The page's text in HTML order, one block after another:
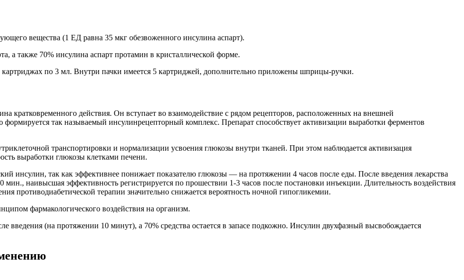
вещества (1 ЕД равна 35 мкг обезвоженного инсулина аспарт).
а также 70% инсулина аспарт протамин в кристаллической форме.
картриджах по 3 мл. Внутри пачки имеется 5 картриджей, дополнительно приложены шприцы-ручки.
кратковременного действия. Он вступает во взаимодействие с рядом рецепторов, расположенных на внешней
формируется так называемый инсулинрецепторный комплекс. Препарат способствует активизации выработки ферментов
транспортировки и нормализации усвоения глюкозы внутри тканей. При этом наблюдается активизация
выработки глюкозы клетками печени.
инсулин, так как эффективнее понижает показателю глюкозы — на протяжении 4 часов после еды. После введения лекарства
мин., наивысшая эффективность регистрируется по прошествии 1-3 часов после постановки инъекции. Длительность воздействия
противодиабетической терапии значительно снижается вероятность ночной гипогликемии.
фармакологического воздействия на организм.
введения (на протяжении 10 минут), а 70% средства остается в запасе подкожно. Инсулин двухфазный высвобождается